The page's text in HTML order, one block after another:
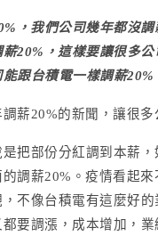
，我們公司幾年都沒調
薪20%，這樣要讓很多公
能跟台積電一樣調薪
薪20%的新聞，讓很多
把部份分紅調到本薪
調薪20%。疫情看起
不像台積電有這麼好
要調漲，成本增加，